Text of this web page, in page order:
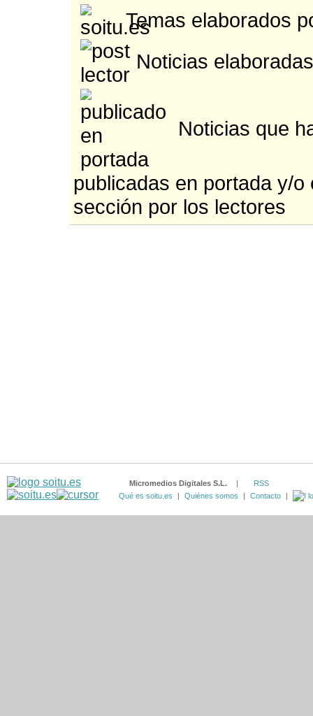
Temas elaborados
Noticias
Noticias que
publicadas en portada y/o
sección por los lectores
Micromedios Digitales S.L.
RSS
Qué es soitu.es
Quiénes somos Contacto